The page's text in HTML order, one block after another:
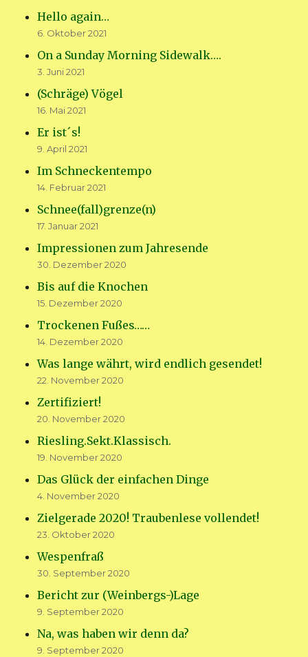
Hello again…
6. Oktober 2021
On a Sunday Morning Sidewalk….
3. Juni 2021
(Schräge) Vögel
16. Mai 2021
Er ist´s!
9. April 2021
Im Schneckentempo
14. Februar 2021
Schnee(fall)grenze(n)
17. Januar 2021
Impressionen zum Jahresende
30. Dezember 2020
Bis auf die Knochen
15. Dezember 2020
Trockenen Fußes……
14. Dezember 2020
Was lange währt, wird endlich gesendet!
22. November 2020
Zertifiziert!
20. November 2020
Riesling.Sekt.Klassisch.
19. November 2020
Das Glück der einfachen Dinge
4. November 2020
Zielgerade 2020! Traubenlese vollendet!
23. Oktober 2020
Wespenfraß
30. September 2020
Bericht zur (Weinbergs-)Lage
9. September 2020
Na, was haben wir denn da?
9. September 2020